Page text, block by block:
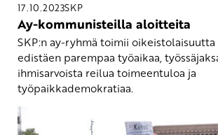
17.10.2023SKP
Ay-kommunisteilla aloitteita
SKP:n ay-ryhmä toimii oikeistolaisuutta
edistäen parempaa työaikaa,
ihmisarvoista reilua toimeentuloa ja
työpaikkademokratiaa.